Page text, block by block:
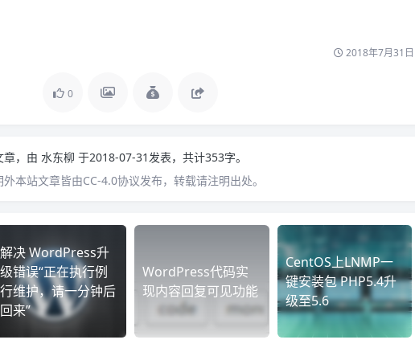
2018年7月31日
0
章，由 水东柳 于2018-07-31发表，共计353字。
本站文章皆由CC-4.0协议发布，转载请注明出处。
解决 WordPress升
级错误“正在执行例
行维护，请一分钟后
回来”
WordPress代码实
现内容回复可见功能
CentOS上LNMP一
键安装包 PHP5.4升
级至5.6